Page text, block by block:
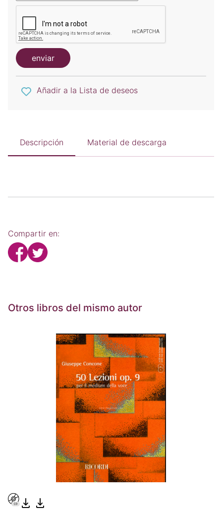
enviar
Añadir a la Lista de deseos
Descripción Material de descarga
Compartir en:
Otros libros del mismo autor